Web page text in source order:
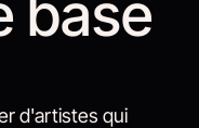
base
d'artistes qui